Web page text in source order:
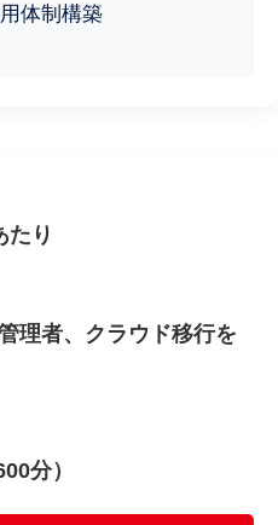
体制構築
たり
理者、クラウド移行を
分）